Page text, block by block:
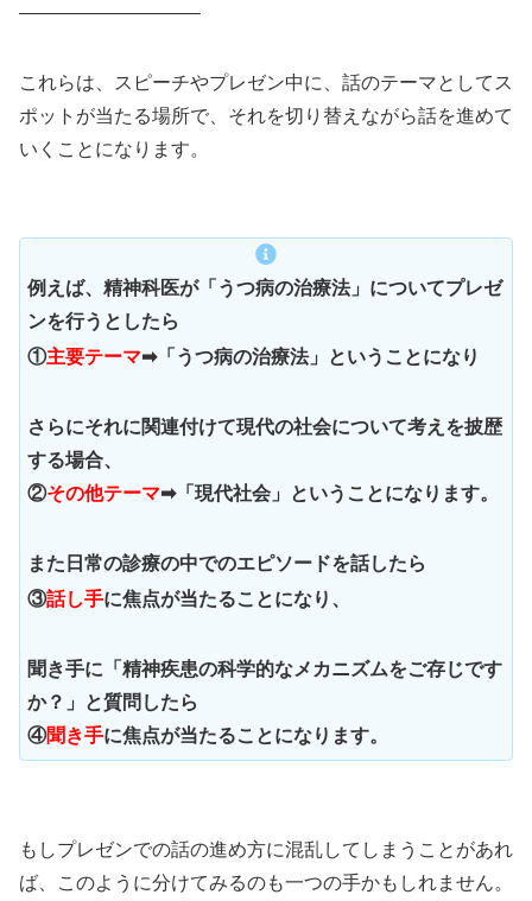
—————————–
これらは、スピーチやプレゼン中に、話のテーマとしてス
ポットが当たる場所で、それを切り替えながら話を進めて
いくことになります。
例えば、精神科医が「うつ病の治療法」についてプレゼ
ンを行うとしたら
①主要テーマ➡「うつ病の治療法」ということになり
さらにそれに関連付けて現代の社会について考えを披歴
する場合、
②その他テーマ➡「現代社会」ということになります。
また日常の診療の中でのエピソードを話したら
③話し手に焦点が当たることになり、
聞き手に「精神疾患の科学的なメカニズムをご存じです
か？」と質問したら
④聞き手に焦点が当たることになります。
もしプレゼンでの話の進め方に混乱してしまうことがあれ
ば、このように分けてみるのも一つの手かもしれません。